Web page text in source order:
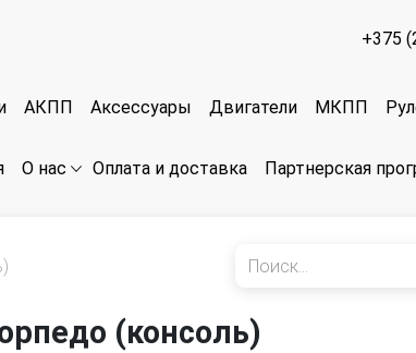
+375
АКПП Аксессуары Двигатели МКПП
О нас Оплата и доставка Партнерская
(консоль)